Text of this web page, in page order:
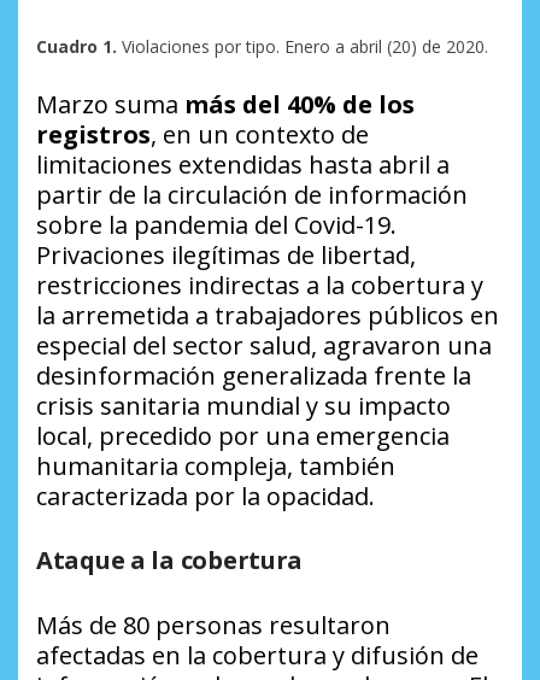
Cuadro 1. Violaciones por tipo. Enero a abril (20) de 2020.
Marzo suma más del 40% de los
registros, en un contexto de
limitaciones extendidas hasta abril a
partir de la circulación de información
sobre la pandemia del Covid-19.
Privaciones ilegítimas de libertad,
restricciones indirectas a la cobertura y
la arremetida a trabajadores públicos en
especial del sector salud, agravaron una
desinformación generalizada frente la
crisis sanitaria mundial y su impacto
local, precedido por una emergencia
humanitaria compleja, también
caracterizada por la opacidad.
Ataque a la cobertura
Más de 80 personas resultaron
afectadas en la cobertura y difusión de